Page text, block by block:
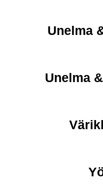
Unelma
Unelma